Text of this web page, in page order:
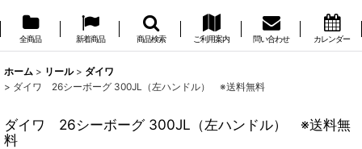
全商品 新着商品 商品検索 ご利用案内 問い合わせ カレンダー
ホーム > リール > ダイワ
> ダイワ 26シーボーグ 300JL（左ハンドル） ※送料無料
ダイワ 26シーボーグ 300JL（左ハンドル） ※送料無
料